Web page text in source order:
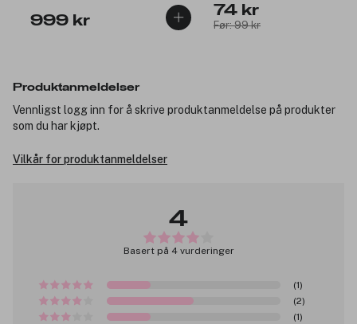
999 kr
74 kr
Før: 99 kr
Produktanmeldelser
Vennligst logg inn for å skrive produktanmeldelse på produkter
som du har kjøpt.
Vilkår for produktanmeldelser
4
Basert på 4 vurderinger
(1)
(2)
(1)